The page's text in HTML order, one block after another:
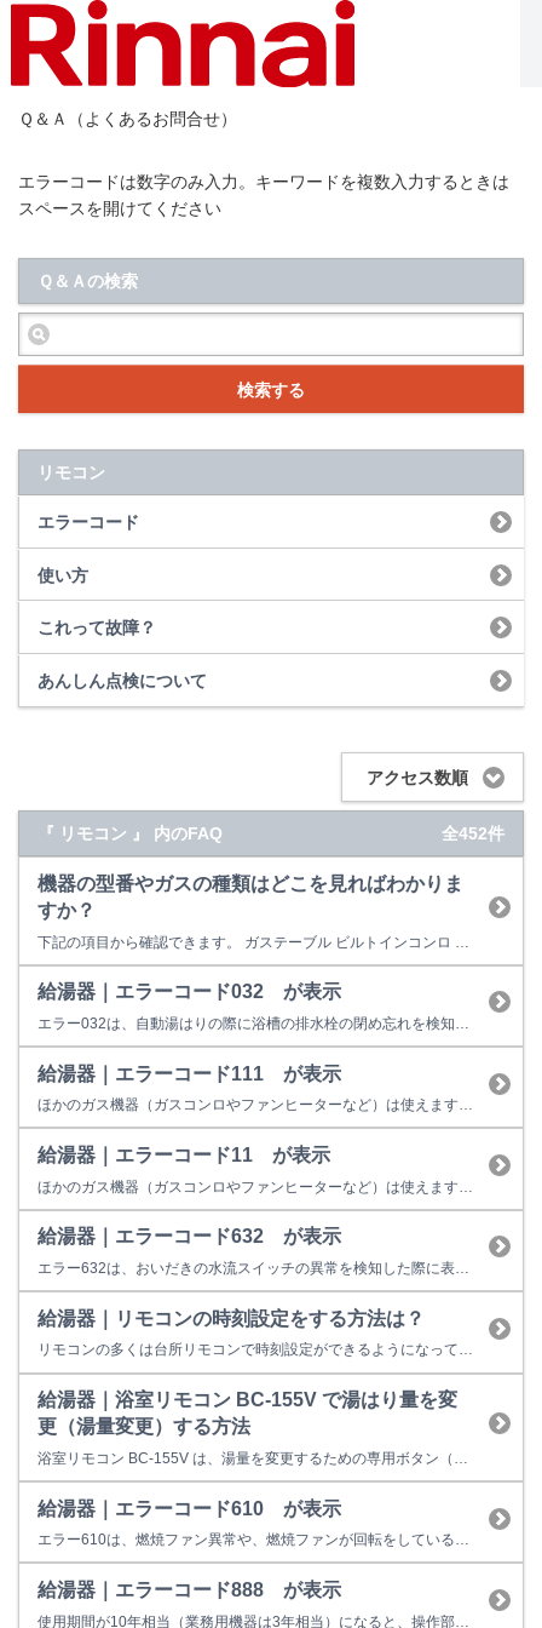
Ｑ＆Ａ（よくあるお問合せ）
エラーコードは数字のみ入力。キーワードを複数入力するときは
スペースを開けてください
Ｑ＆Ａの検索
検索する
リモコン
エラーコード
使い方
これって故障？
あんしん点検について
アクセス数順
『 リモコン 』 内のFAQ 全452件
機器の型番やガスの種類はどこを見ればわかりま
すか？
給湯器｜エラーコード032 が表示
エラー032は、自動湯はりの際に浴槽の排水栓の閉め忘れを検知したときの表示です。 （１）排水栓はしっかりと閉まっていますか？ お湯はり時に排水栓の閉め忘れ、若しくは排水栓がしっかり閉まっていないと、お湯が排水口から抜けてしまい、循環口まで貯まりませんので、リモコンに032と表示して停止してしまいます。 （２）循環口のフィルタは、ごみ等で詰っていませんか？ ポンプ循環で機器内部...
給湯器｜エラーコード111 が表示
ほかのガス機器（ガスコンロやファンヒーターなど）は使えますか？
給湯器｜エラーコード11 が表示
給湯器｜エラーコード632 が表示
エラー632は、おいだきの水流スイッチの異常を検知した際に表示します。 下記をご確認ください。それでも改善しない場合は機器の故障またはその他不具合の可能性があります。 （1）浴槽内のお湯（水）は、循環アダプタが十分に隠れるくらいありますか？ 水位が循環アダプタより低い場合は、おいだきが出来ないため、エラーを表示することがあります。 （2）循環アダプタのフィルタが汚れていませんか？ ...
給湯器｜リモコンの時刻設定をする方法は？
リモコンの多くは台所リモコンで時刻設定ができるようになっています。 取扱説明書は、リンナイホームページからダウンロードできます。 リンナイダウンロードサービスをご利用ください。 ※事前にご自宅の台所リモコンの型式（MC-○○）をご確認ください。 リンナイダウンロードサービスで型式検索しても取扱説明書が出て来ない場合 リモコンの型式（MC-○○、BC-○○）以外に、MBC-○...
給湯器｜浴室リモコン BC-155V で湯はり量を変
更（湯量変更）する方法
給湯器｜エラーコード610 が表示
エラー610は、燃焼ファン異常や、燃焼ファンが回転をしているのに 回転を検知しない症状が発生した場合に表示します。 お客様での対処方法は、運転スイッチを一旦切っていただき、再操作をお願い致します。 【改善しない場合】 給湯用燃焼ファンモーターや、電装ユニット等の故障の可能性がございますので、修理が必要となります。 修理料金の目安は以下のとおりです。 18,900円～80,5...
給湯器｜エラーコード888 が表示